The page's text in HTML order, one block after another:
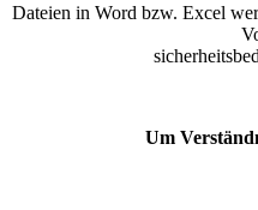
Dateien in Word bzw. Excel
Um